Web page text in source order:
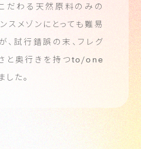
だわる天然原料のみの
スメゾンにとっても難易
、 試行錯誤の末、フレグ
と奥行きを持つto/one
た。